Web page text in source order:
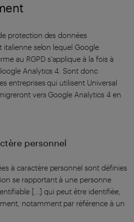
protection des données
italienne selon lequel Google
au RGPD s'applique à la fois à
Analytics 4. Sont donc
entreprises qui utilisent Universal
vers Google Analytics 4 en
personnel
à caractère personnel sont définies
se rapportant à une personne
[...] qui peut être identifiée,
notamment par référence à un